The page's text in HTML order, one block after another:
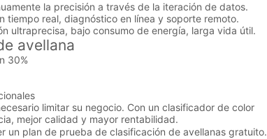
la precisión a través de la iteración de datos.
real, diagnóstico en línea y soporte remoto.
bajo consumo de energía, larga vida útil.
avellana
30%
limitar su negocio. Con un clasificador de color
mejor calidad y mayor rentabilidad.
plan de prueba de clasificación de avellanas gratuito.